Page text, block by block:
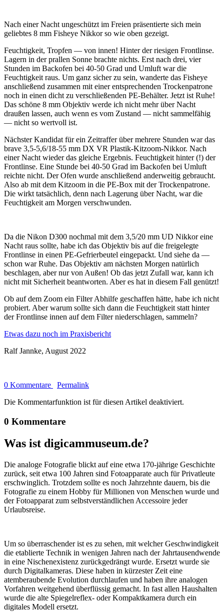
Nach einer Nacht ungeschützt im Freien präsentierte sich mein
geliebtes 8 mm Fisheye Nikkor so wie oben gezeigt.
Feuchtigkeit, Tropfen — von innen! Hinter der riesigen Frontlinse.
Lagern in der prallen Sonne brachte nichts. Erst nach drei, vier
Stunden im Backofen bei 40-50 Grad und Umluft war die
Feuchtigkeit raus. Um ganz sicher zu sein, wanderte das Fisheye
anschließend zusammen mit einer entsprechenden Trockenpatrone
noch in einen dicht zu verschließenden PE-Behälter. Jetzt ist Ruhe!
Das schöne 8 mm Objektiv werde ich nicht mehr über Nacht
draußen lassen, auch wenn es vom Zustand — nicht sammelfähig
— nicht so wertvoll ist.
Nächster Kandidat für ein Zeitraffer über mehrere Stunden war das
brave 3,5-5,6/18-55 mm DX VR Plastik-Kitzoom-Nikkor. Nach
einer Nacht wieder das gleiche Ergebnis. Feuchtigkeit hinter (!) der
Frontlinse. Eine Stunde bei 40-50 Grad im Backofen bei Umluft
reichte nicht. Der Ofen wurde anschließend anderweitig gebraucht.
Also ab mit dem Kitzoom in die PE-Box mit der Trockenpatrone.
Die wirkt tatsächlich, denn nach Lagerung über Nacht, war die
Feuchtigkeit am Morgen verschwunden.
Da die Nikon D300 nochmal mit dem 3,5/20 mm UD Nikkor eine
Nacht raus sollte, habe ich das Objektiv bis auf die freigelegte
Frontlinse in einen PE-Gefrierbeutel eingepackt. Und siehe da —
schon war Ruhe. Das Objektiv am nächsten Morgen natürlich
beschlagen, aber nur von Außen! Ob das jetzt Zufall war, kann ich
nicht mit Sicherheit beantworten. Aber es hat in diesem Fall genützt!
Ob auf dem Zoom ein Filter Abhilfe geschaffen hätte, habe ich nicht
probiert. Aber warum sollte sich dann die Feuchtigkeit statt hinter
der Frontlinse innen auf dem Filter niederschlagen, sammeln?
Etwas dazu noch im Praxisbericht
Ralf Jannke, August 2022
0 Kommentare
Permalink
Die Kommentarfunktion ist für diesen Artikel deaktiviert.
0 Kommentare
Was ist digicammuseum.de?
Die analoge Fotografie blickt auf eine etwa 170-jährige Geschichte
zurück, seit etwa 100 Jahren sind Fotoapparate auch für Privatleute
erschwinglich. Trotzdem sollte es noch Jahrzehnte dauern, bis die
Fotografie zu einem Hobby für Millionen von Menschen wurde und
der Fotoapparat zum selbstverständlichen Accessoire jeder
Urlaubsreise.
Um so überraschender ist es zu sehen, mit welcher Geschwindigkeit
die etablierte Technik in wenigen Jahren nach der Jahrtausendwende
in eine Nischenexistenz zurückgedrängt wurde. Ersetzt wurde sie
durch Digitalkameras. Diese haben in kürzester Zeit eine
atemberaubende Evolution durchlaufen und haben ihre analogen
Vorfahren weitgehend überflüssig gemacht. In fast allen Haushalten
wurde die alte Spiegelreflex- oder Kompaktkamera durch ein
digitales Modell ersetzt.